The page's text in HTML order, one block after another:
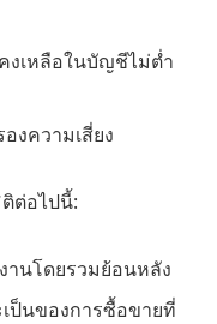
งเหลือในบัญชีไม่ต่ำ
งความเสี่ยง
ต่อไปนี้:
านโดยรวมย้อนหลัง
ป็นของการซื้อขายที่